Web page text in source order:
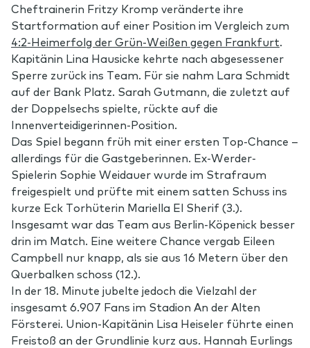
Cheftrainerin Fritzy Kromp veränderte ihre
Startformation auf einer Position im Vergleich zum
4:2-Heimerfolg der Grün-Weißen gegen Frankfurt.
Kapitänin Lina Hausicke kehrte nach abgesessener
Sperre zurück ins Team. Für sie nahm Lara Schmidt
auf der Bank Platz. Sarah Gutmann, die zuletzt auf
der Doppelsechs spielte, rückte auf die
Innenverteidigerinnen-Position.
Das Spiel begann früh mit einer ersten Top-Chance –
allerdings für die Gastgeberinnen. Ex-Werder-
Spielerin Sophie Weidauer wurde im Strafraum
freigespielt und prüfte mit einem satten Schuss ins
kurze Eck Torhüterin Mariella El Sherif (3.).
Insgesamt war das Team aus Berlin-Köpenick besser
drin im Match. Eine weitere Chance vergab Eileen
Campbell nur knapp, als sie aus 16 Metern über den
Querbalken schoss (12.).
In der 18. Minute jubelte jedoch die Vielzahl der
insgesamt 6.907 Fans im Stadion An der Alten
Försterei. Union-Kapitänin Lisa Heiseler führte einen
Freistoß an der Grundlinie kurz aus. Hannah Eurlings